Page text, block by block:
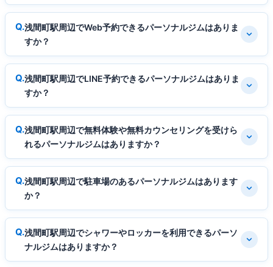
浅間町駅周辺でWeb予約できるパーソナルジムはありま
すか？
浅間町駅周辺でLINE予約できるパーソナルジムはありま
すか？
浅間町駅周辺で無料体験や無料カウンセリングを受けら
れるパーソナルジムはありますか？
浅間町駅周辺で駐車場のあるパーソナルジムはあります
か？
浅間町駅周辺でシャワーやロッカーを利用できるパーソ
ナルジムはありますか？